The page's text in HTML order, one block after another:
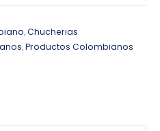
,Chucherias
,Productos Colombianos